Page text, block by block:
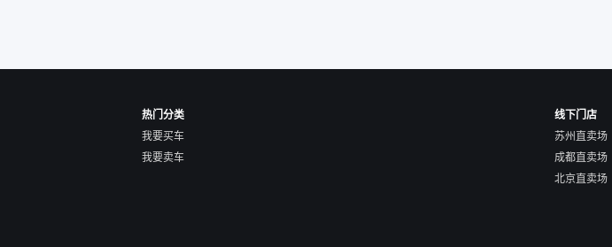
热门分类
我要买车
我要卖车
线下门店
苏州直卖场
成都直卖场
北京直卖场